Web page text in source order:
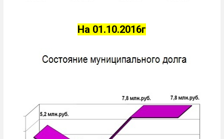
На 01.10.2016г